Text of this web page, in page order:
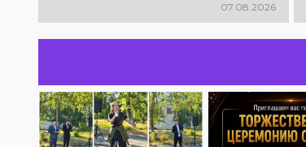
микрофон – 2026»! В этот день
талантливые исполнители из
разных стран встретятся на
творчества. Станьте свидетелями
начала большого вокального
состязания! Приходите
поддержать талантливых
07.08.2026